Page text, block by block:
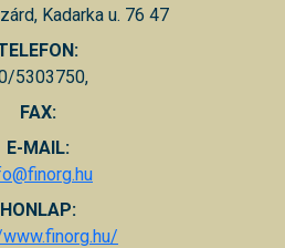
Kadarka u. 76 47
5303750,
FAX:
E-MAIL:
HONLAP: